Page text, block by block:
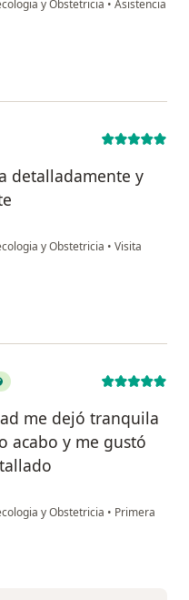
y Obstetricia • Asistencia
detalladamente y
y Obstetricia • Visita
me dejó tranquila
acabo y me gustó
y Obstetricia • Primera